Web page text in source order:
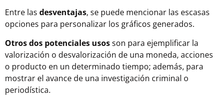
Entre las desventajas, se puede mencionar las escasas
opciones para personalizar los gráficos generados.
Otros dos potenciales usosson para ejemplificar la
valorización o desvalorización de una moneda, acciones
o producto en un determinado tiempo; además, para
mostrar el avance de una investigación criminal o
periodística.